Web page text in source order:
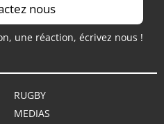
nous
une réaction, écrivez nous !
RUGBY
MEDIAS